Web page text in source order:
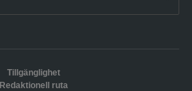
Tillgänglighet
Redaktionell ruta